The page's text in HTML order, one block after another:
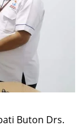
Buton Drs.